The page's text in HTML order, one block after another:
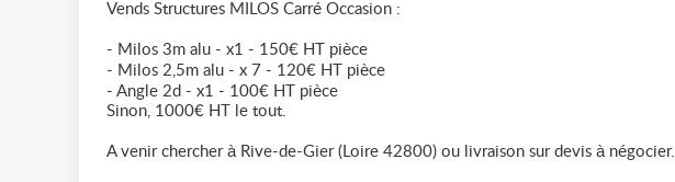
Vends Structures MILOS Carré Occasion :
- Milos 3m alu - x1 - 150€ HT pièce
- Milos 2,5m alu - x 7 - 120€ HT pièce
- Angle 2d - x1 - 100€ HT pièce
Sinon, 1000€ HT le tout.
A venir chercher à Rive-de-Gier (Loire 42800) ou livraison sur devis à négocier.